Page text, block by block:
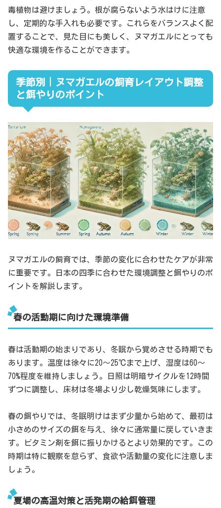
毒植物は避けましょう。根が腐らないよう水はけに注意
し、定期的な手入れも必要です。これらをバランスよく配
置することで、見た目にも美しく、ヌマガエルにとっても
快適な環境を作ることができます。
季節別｜ヌマガエルの飼育レイアウト調整
と餌やりのポイント
ヌマガエルの飼育では、季節の変化に合わせたケアが非常
に重要です。日本の四季に合わせた環境調整と餌やりのポ
イントを解説します。
春の活動期に向けた環境準備
春は活動期の始まりであり、冬眠から覚めさせる時期でも
あります。温度は徐々に20～25℃まで上げ、湿度は60～
70%程度を維持しましょう。日照は明暗サイクルを12時間
ずつに調整し、床材は冬場より少し乾燥気味にします。
春の餌やりでは、冬眠明けはまず少量から始めて、最初は
小さめのサイズの餌を与え、徐々に通常量に戻していきま
す。ビタミン剤を餌に振りかけるとより効果的です。この
時期は特に観察を怠らず、食欲や活動量の変化に注意しま
しょう。
夏場の高温対策と活発期の給餌管理